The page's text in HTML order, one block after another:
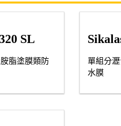
SL
脂塗膜類防
單組分
水膜